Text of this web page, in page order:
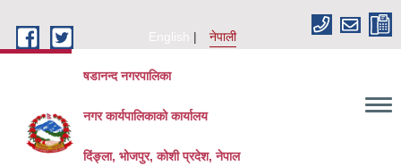
English
नेपाली
षडानन्द नगरपालिका
नगर कार्यपालिकाको कार्यालय
दिंङ्ला, भोजपुर, कोशी प्रदेश, नेपाल